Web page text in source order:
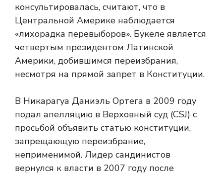
консультировалась, считают, что в
Центральной Америке наблюдается
«лихорадка перевыборов». Букеле является
четвертым президентом Латинской
Америки, добившимся переизбрания,
несмотря на прямой запрет в Конституции.
В Никарагуа Даниэль Ортега в 2009 году
подал апелляцию в Верховный суд (CSJ) с
просьбой объявить статью конституции,
запрещающую переизбрание,
неприменимой. Лидер сандинистов
вернулся к власти в 2007 году после